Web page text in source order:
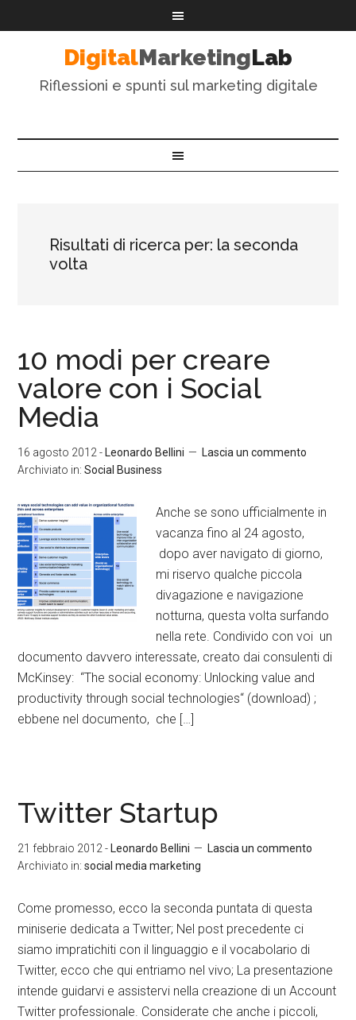
DigitalMarketingLab
Riflessioni e spunti sul marketing digitale
Risultati di ricerca per: la seconda
volta
10 modi per creare
valore con i Social
Media
16 agosto 2012 - Leonardo Bellini
Lascia un commento
Archiviato in:Social Business
Anche se sono ufficialmente in
vacanza fino al 24 agosto,
dopo aver navigato di giorno,
mi riservo qualche piccola
divagazione e navigazione
notturna, questa volta surfando
nella rete. Condivido con voi un
documento davvero interessate, creato dai consulenti di
McKinsey: “The social economy: Unlocking value and
productivity through social technologies“ (download) ;
ebbene nel documento, che […]
Twitter Startup
21 febbraio 2012 - Leonardo Bellini
Lascia un commento
Archiviato in:social media marketing
Come promesso, ecco la seconda puntata di questa
miniserie dedicata a Twitter; Nel post precedente ci
siamo impratichiti con il linguaggio e il vocabolario di
Twitter, ecco che qui entriamo nel vivo; La presentazione
intende guidarvi e assistervi nella creazione di un Account
Twitter professionale. Considerate che anche i piccoli,